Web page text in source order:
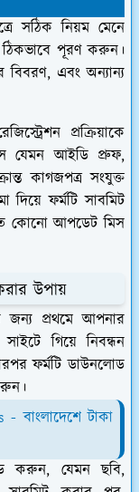
সঠিক নিয়ম মেনে
ঠিকভাবে পূরণ করুন।
এবং অন্যান্য
প্রক্রিয়াকে
যেমন আইডি প্রুফ,
কাগজপত্র সংযুক্ত
ফর্মটি সাবমিট
কোনো আপডেট মিস
উপায়
জন্য প্রথমে আপনার
গিয়ে নিবন্ধন
ফর্মটি ডাউনলোড
বাংলাদেশে টাকা
করুন, যেমন ছবি,